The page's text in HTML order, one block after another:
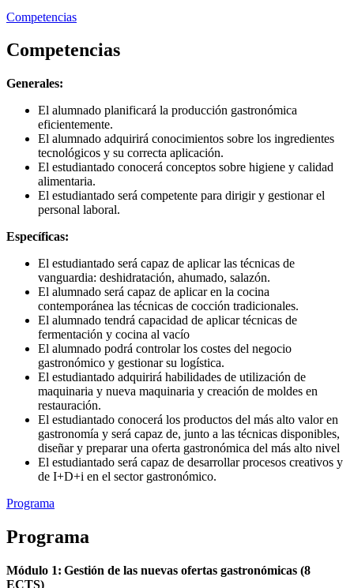
Competencias
Competencias
Generales:
El alumnado planificará la producción gastronómica
eficientemente.
El alumnado adquirirá conocimientos sobre los ingredientes
tecnológicos y su correcta aplicación.
El estudiantado conocerá conceptos sobre higiene y calidad
alimentaria.
El estudiantado será competente para dirigir y gestionar el
personal laboral.
Específicas:
El estudiantado será capaz de aplicar las técnicas de
vanguardia: deshidratación, ahumado, salazón.
El alumnado será capaz de aplicar en la cocina
contemporánea las técnicas de cocción tradicionales.
El alumnado tendrá capacidad de aplicar técnicas de
fermentación y cocina al vacío
El alumnado podrá controlar los costes del negocio
gastronómico y gestionar su logística.
El estudiantado adquirirá habilidades de utilización de
maquinaria y nueva maquinaria y creación de moldes en
restauración.
El estudiantado conocerá los productos del más alto valor en
gastronomía y será capaz de, junto a las técnicas disponibles,
diseñar y preparar una oferta gastronómica del más alto nivel
El estudiantado será capaz de desarrollar procesos creativos y
de I+D+i en el sector gastronómico.
Programa
Programa
Módulo 1: Gestión de las nuevas ofertas gastronómicas (8
ECTS)